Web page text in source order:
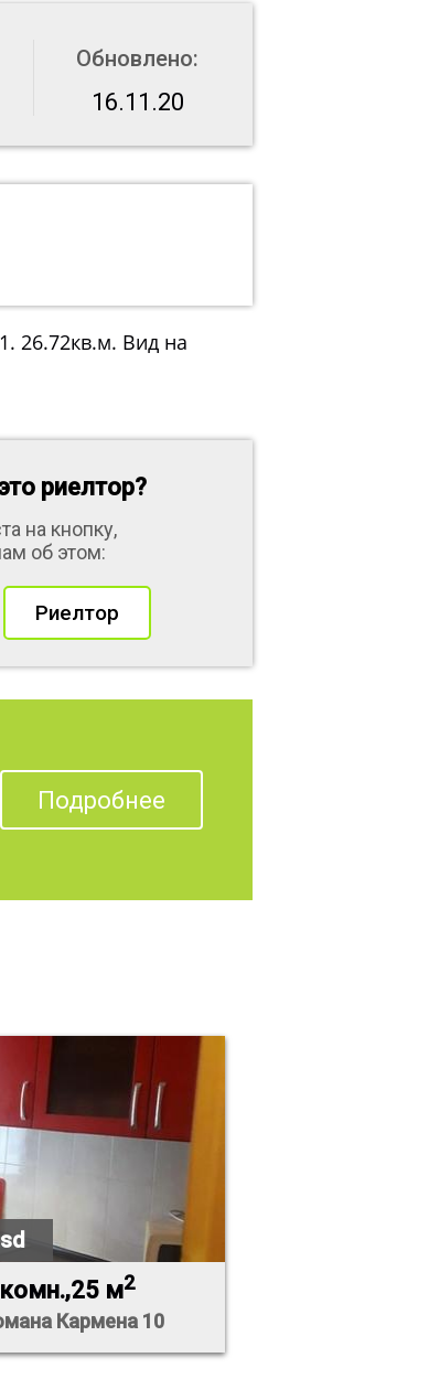
Обновлено:
16.11.20
26.72кв.м. Вид на
риелтор?
на кнопку,
об этом:
Риелтор
Подробнее
м2
Кармена 10